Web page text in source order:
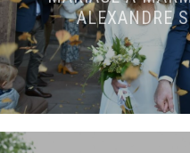
ALEXANDRE